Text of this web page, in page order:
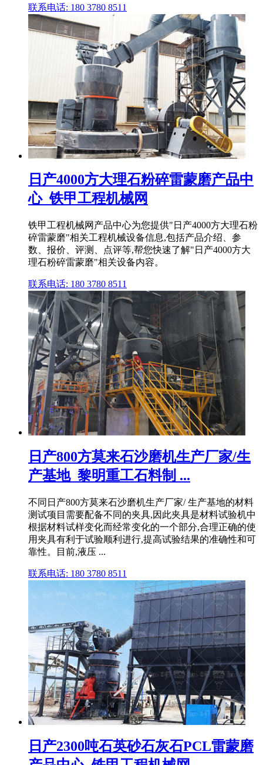
联系电话: 180 3780 8511
日产4000方大理石粉碎雷蒙磨产品中
心_铁甲工程机械网
铁甲工程机械网产品中心为您提供"日产4000方大理石粉
碎雷蒙磨"相关工程机械设备信息,包括产品介绍、参
数、报价、评测、点评等,帮您快速了解"日产4000方大
理石粉碎雷蒙磨"相关设备内容。
联系电话: 180 3780 8511
日产800方莫来石沙磨机生产厂家/生
产基地_黎明重工石料制 ...
不同日产800方莫来石沙磨机生产厂家/ 生产基地的材料
测试项目需要配备不同的夹具,因此夹具是材料试验机中
根据材料试样变化而经常变化的一个部分,合理正确的使
用夹具有利于试验顺利进行,提高试验结果的准确性和可
靠性。目前,液压 ...
联系电话: 180 3780 8511
日产2300吨石英砂石灰石PCL雷蒙磨